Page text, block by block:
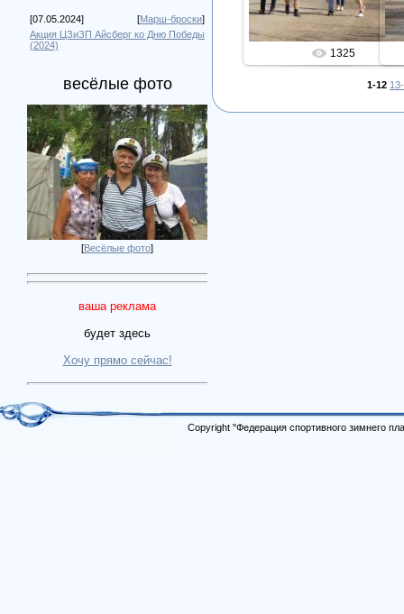
[07.05.2024] [Марш-броски]
Акция ЦЗиЗП Айсберг ко Дню Победы
(2024)
весёлые фото
[Весёлые фото]
ваша реклама
будет здесь
Хочу прямо сейчас!
1325
1-12
Copyright "Федерация спортивного зимнего